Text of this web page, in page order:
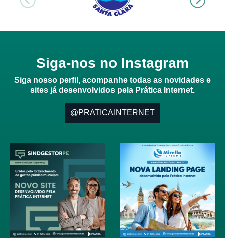
Siga-nos no Instagram
Siga nosso perfil, acompanhe todas as novidades e
sites já desenvolvidos pela Prática Internet.
@PRATICAINTERNET